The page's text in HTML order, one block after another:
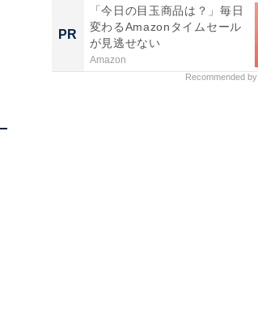
PR
「今日の目玉商品は？」毎日
変わるAmazonタイムセール
が見逃せない
Amazon
Recommended by